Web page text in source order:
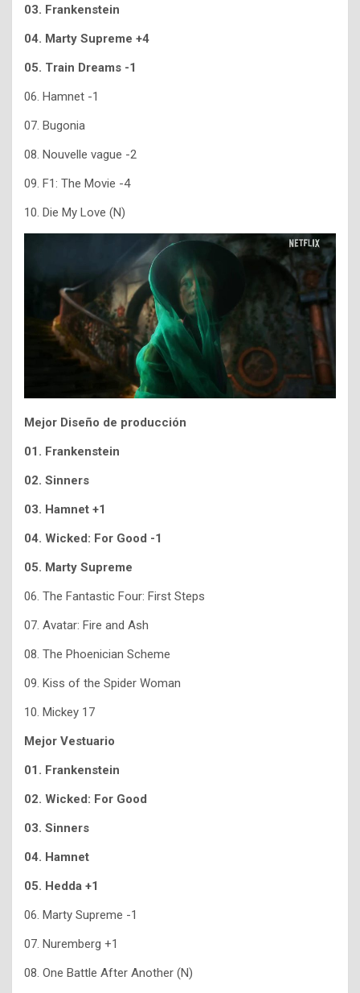
03. Frankenstein
04. Marty Supreme +4
05. Train Dreams -1
06. Hamnet -1
07. Bugonia
08. Nouvelle vague -2
09. F1: The Movie -4
10. Die My Love (N)
Mejor Diseño de producción
01. Frankenstein
02. Sinners
03. Hamnet +1
04. Wicked: For Good -1
05. Marty Supreme
06. The Fantastic Four: First Steps
07. Avatar: Fire and Ash
08. The Phoenician Scheme
09. Kiss of the Spider Woman
10. Mickey 17
Mejor Vestuario
01. Frankenstein
02. Wicked: For Good
03. Sinners
04. Hamnet
05. Hedda +1
06. Marty Supreme -1
07. Nuremberg +1
08. One Battle After Another (N)